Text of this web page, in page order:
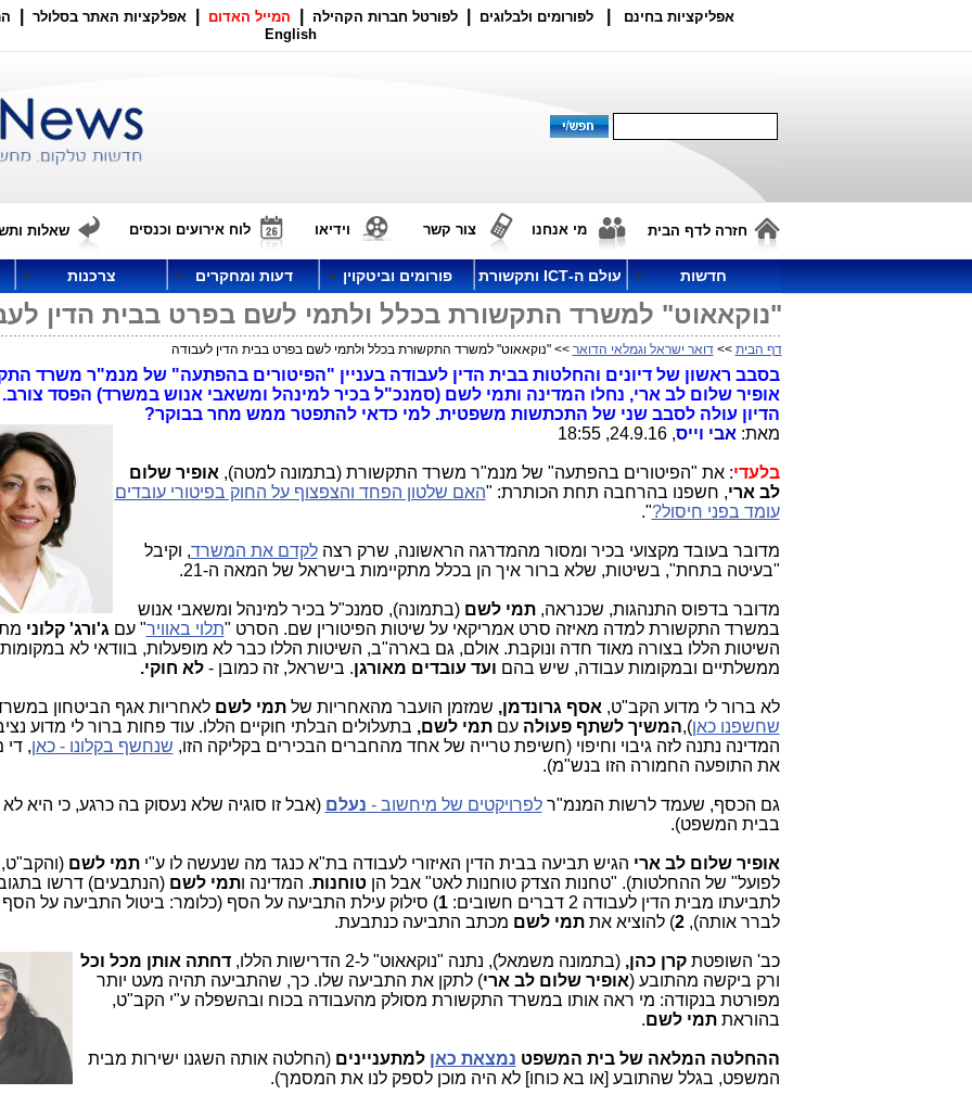
אפליקציות בחינם לפורומים ולבלוגים לפורטל חברות הקהילה המייל האדום אפלקציות האתר בסלולר
English
חזרה לדף הבית מי אנחנו צור קשר וידיאו לוח אירועים וכנסים שאלות
חדשות עולם ה-ICT ותקשורת פורומים וביטקוין דעות ומחקרים צרכנות
"נוקאאוט" למשרד התקשורת בכלל ולתמי לשם בפרט בבית הדין
דף הבית >>דואר ישראל וגמלאי הדואר >> "נוקאאוט" למשרד התקשורת בכלל ולתמי לשם בפרט בבית הדין לעבודה
בסבב ראשון של דיונים והחלטות בבית הדין לעבודה בעניין "הפיטורים בהפתעה" של מנמ"ר משרד
אופיר שלום לב ארי, נחלו המדינה ותמי לשם (סמנכ"ל בכיר למינהל ומשאבי אנוש במשרד) הפסד
הדיון עולה לסבב שני של התכתשות משפטית. למי כדאי להתפטר ממש מחר בבוקר?
מאת: אבי וייס, 24.9.16, 18:55
בלעדי: את "הפיטורים בהפתעה" של מנמ"ר משרד התקשורת (בתמונה למטה), אופיר שלום
לב ארי, חשפנו בהרחבה תחת הכותרת: "האם שלטון הפחד והצפצוף על החוק בפיטורי עובדים
עומד בפני חיסול?".
מדובר בעובד מקצועי בכיר ומסור מהמדרגה הראשונה, שרק רצהלקדם את המשרד, וקיבל
"בעיטה בתחת", בשיטות, שלא ברור איך הן בכלל מתקיימות בישראל של המאה ה-21.
מדובר בדפוס התנהגות, שכנראה,תמי לשם (בתמונה), סמנכ"ל בכיר למינהל ומשאבי אנוש
במשרד התקשורת למדה מאיזה סרט אמריקאי על שיטות הפיטורין שם. הסרט "תלוי באוויר" עם ג'ורג' קלוני
השיטות הללו בצורה מאוד חדה ונוקבת. אולם, גם בארה"ב, השיטות הללו כבר לא מופעלות, בוודאי לא
ממשלתיים ובמקומות עבודה, שיש בהם ועד עובדים מאורגן. בישראל, זה כמובן -לא חוקי.
לא ברור לי מדוע הקב"ט, אסף גרונדמן, שמזמן הועבר מהאחריות שלתמי לשם לאחריות אגף הביטחון
שחשפנו כאן),המשיך לשתף פעולה עםתמי לשם, בתעלולים הבלתי חוקיים הללו. עוד פחות ברור לי מדוע
המדינה נתנה לזה גיבוי וחיפוי (חשיפת טרייה של אחד מהחברים הבכירים בקליקה הזו, שנחשף בקלונו - כאן, די
את התופעה החמורה הזו בנש"מ).
גם הכסף, שעמד לרשות המנמ"רלפרויקטים של מיחשוב - נעלם (אבל זו סוגיה שלא נעסוק בה כרגע, כי היא לא
בבית המשפט).
אופיר שלום לב ארי הגיש תביעה בבית הדין האיזורי לעבודה בת"א כנגד מה שנעשה לו ע"יתמי לשם
לפועל" של ההחלטות). "טחנות הצדק טוחנות לאט" אבל הןטוחנות. המדינה ותמי לשם (הנתבעים) דרשו
לתביעתו מבית הדין לעבודה 2 דברים חשובים:
1) סילוק עילת התביעה על הסף (כלומר: ביטול התביעה על הסף
לברר אותה),2) להוציא אתתמי לשם מכתב התביעה כנתבעת.
כב' השופטתקרן כהן, (בתמונה משמאל), נתנה "נוקאאוט" ל-2 הדרישות הללו,
דחתה אותן מכל וכל
ורק ביקשה מהתובע (אופיר שלום לב ארי) לתקן את התביעה שלו. כך, שהתביעה תהיה מעט יותר
מפורטת בנקודה: מי ראה אותו במשרד התקשורת מסולק מהעבודה בכוח ובהשפלה ע"י הקב"ט,
בהוראתתמי לשם.
ההחלטה המלאה של בית המשפט נמצאת כאן למתעניינים(החלטה אותה השגנו ישירות מבית
המשפט, בגלל שהתובע [או בא כוחו] לא היה מוכן לספק לנו את המסמך).